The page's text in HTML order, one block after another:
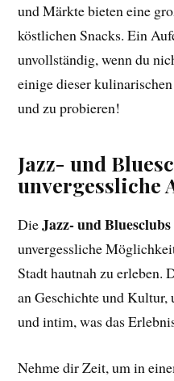
und Märkte bieten eine
köstlichen Snacks. Ein
unvollständig, wenn du
einige dieser
und zu probieren!
Jazz- und
unvergessliche
DieJazz- und Bluesclubs
unvergessliche
Stadt hautnah zu erleben.
an Geschichte und
und intim, was das
Nehme dir Zeit, um in